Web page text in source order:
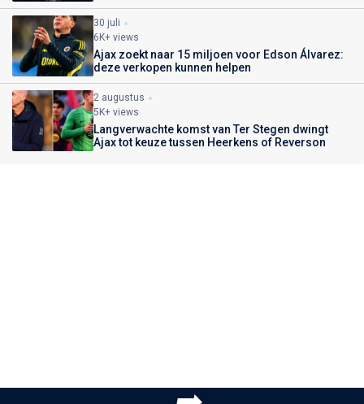
30 juli
6K+ views
Ajax zoekt naar 15 miljoen voor Edson Álvarez:
deze verkopen kunnen helpen
2 augustus
5K+ views
Langverwachte komst van Ter Stegen dwingt
Ajax tot keuze tussen Heerkens of Reverson